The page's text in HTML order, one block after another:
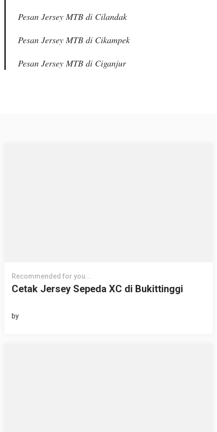
Pesan Jersey MTB di Cilandak
Pesan Jersey MTB di Cikampek
Pesan Jersey MTB di Ciganjur
Recommended for you...
Cetak Jersey Sepeda XC di Bukittinggi
by